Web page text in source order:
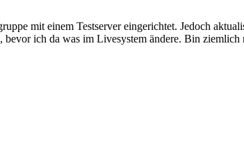
mit einem Testserver eingerichtet. Jedoch
bevor ich da was im Livesystem ändere. Bin